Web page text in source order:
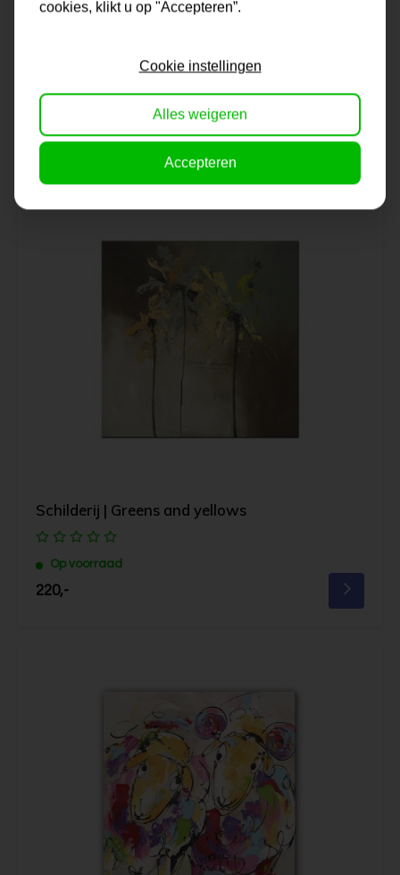
Fotokunst | Standing strong
199,-
Schilderij | Greens and yellows
Op voorraad
220,-
cookies, klikt u op "Accepteren”.
Cookie instellingen
Alles weigeren
Accepteren